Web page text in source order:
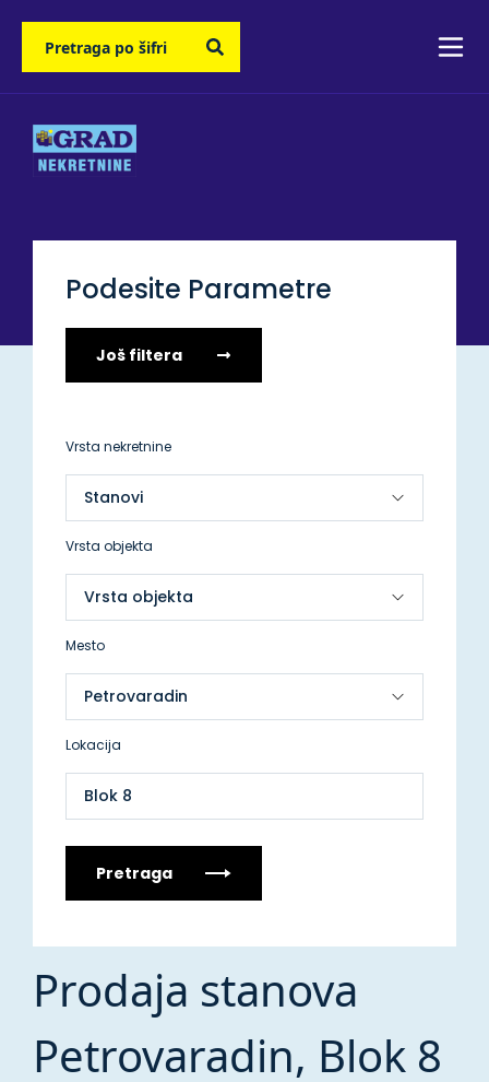
Podesite Parametre
Još filtera
Vrsta nekretnine
Vrsta objekta
Mesto
Lokacija
Blok 8
Pretraga
Prodaja stanova
Petrovaradin, Blok 8